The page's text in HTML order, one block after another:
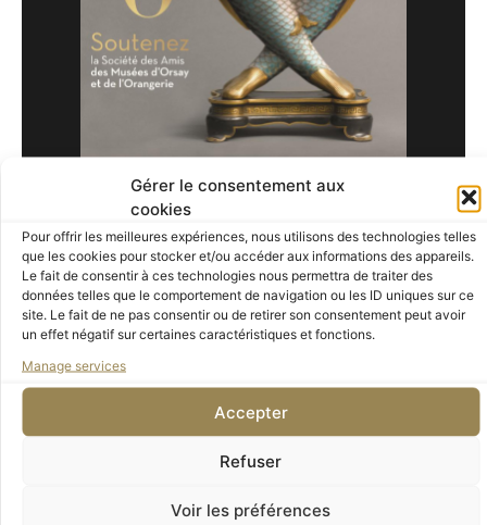
Gérer le consentement aux
cookies
Pour offrir les meilleures expériences, nous utilisons des technologies telles
que les cookies pour stocker et/ou accéder aux informations des appareils.
Le fait de consentir à ces technologies nous permettra de traiter des
données telles que le comportement de navigation ou les ID uniques sur ce
site. Le fait de ne pas consentir ou de retirer son consentement peut avoir
un effet négatif sur certaines caractéristiques et fonctions.
Manage services
Accepter
Refuser
Voir les préférences
TÉLÉCHARGEZ LA BROCHURE
Vous pouvez également nous
en toute confidentialité
Marie-Alix Caquelard